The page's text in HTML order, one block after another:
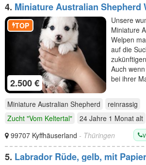
4. Miniature Australian Shepherd
Papieren
2.500 €
TOP
Unsere
Miniature
Welpen
auf die
Auch
bei ihrer
Miniature Australian Shepherd
reinrassig
Zucht "Vom Keltertal"
24 Jahre 1 Monat alt
99707 Kyffhäuserland - Thüringen
5. Labrador Rüde, gelb, mit